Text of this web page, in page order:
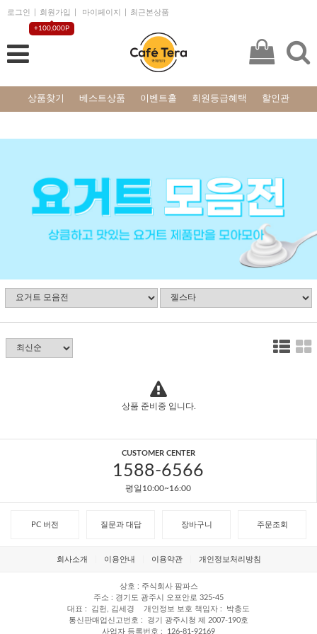
로그인 회원가입
+100,000P
마이페이지 최근본상품
상품찾기 베스트상품 이벤트홀 회원등급혜택 할인관
상품 준비중 입니다.
CUSTOMER CENTER
1588-6566
평일10:00~16:00
PC 버전 질문과 대답 장바구니 주문조회
회사소개 이용안내 이용약관 개인정보처리방침
상호
주식회사 팜파스
주소
경기도 광주시 오포안로 325-45
대표
김헌, 김세경 개인정보 보호 책임자
박충도
통신판매업신고번호
경기 광주시청 제 2007-190호
사업자 등록번호
126-81-92169